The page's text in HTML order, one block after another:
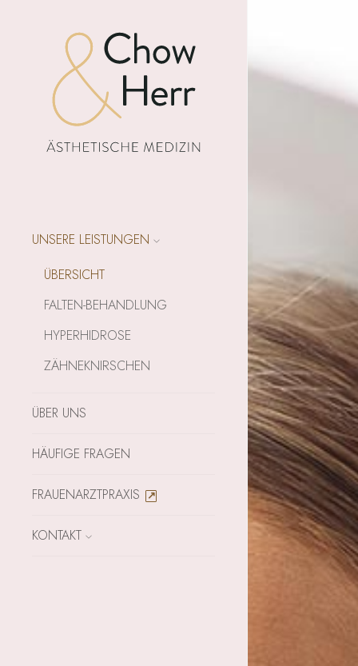
UNSERE LEISTUNGEN
ÜBERSICHT
FALTEN-BEHANDLUNG
HYPERHIDROSE
ZÄHNEKNIRSCHEN
ÜBER UNS
HÄUFIGE FRAGEN
FRAUENARZTPRAXIS
KONTAKT